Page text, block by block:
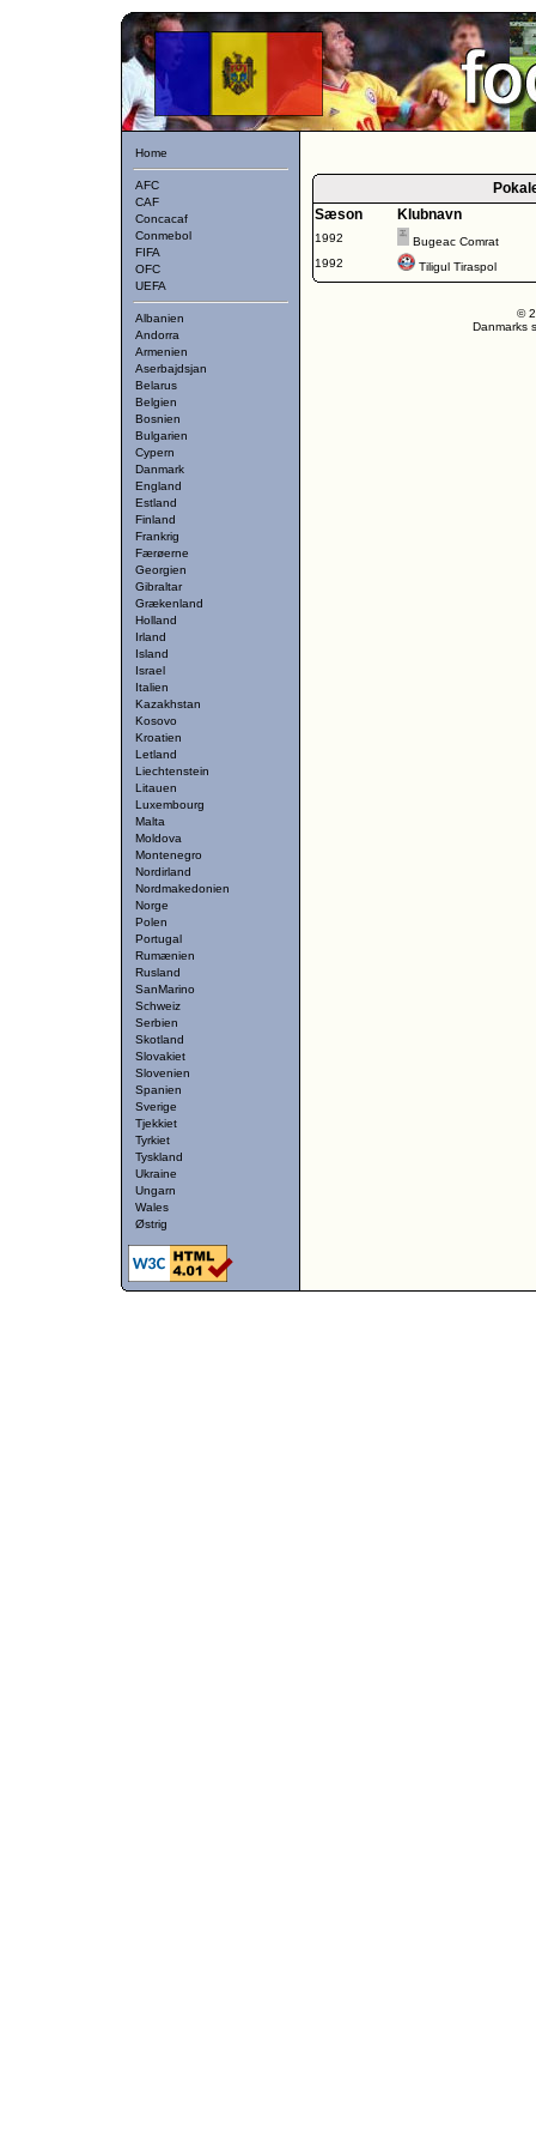
Home
AFC
CAF
Concacaf
Conmebol
FIFA
OFC
UEFA
Albanien
Andorra
Armenien
Aserbajdsjan
Belarus
Belgien
Bosnien
Bulgarien
Cypern
Danmark
England
Estland
Finland
Frankrig
Færøerne
Georgien
Gibraltar
Grækenland
Holland
Irland
Island
Israel
Italien
Kazakhstan
Kosovo
Kroatien
Letland
Liechtenstein
Litauen
Luxembourg
Malta
Moldova
Montenegro
Nordirland
Nordmakedonien
Norge
Polen
Portugal
Rumænien
Rusland
SanMarino
Schweiz
Serbien
Skotland
Slovakiet
Slovenien
Spanien
Sverige
Tjekkiet
Tyrkiet
Tyskland
Ukraine
Ungarn
Wales
Østrig
Sæson
Klubnavn
1992
Bugeac Comrat
1992
Tiligul Tiraspol
©
Danmarks